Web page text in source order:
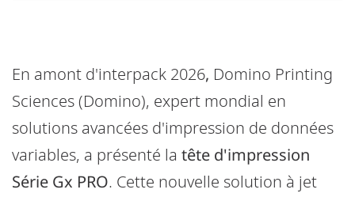
En amont d'interpack 2026, Domino Printing
Sciences (Domino), expert mondial en
solutions avancées d'impression de données
variables, a présenté la tête d'impression
Série Gx PRO. Cette nouvelle solution à jet